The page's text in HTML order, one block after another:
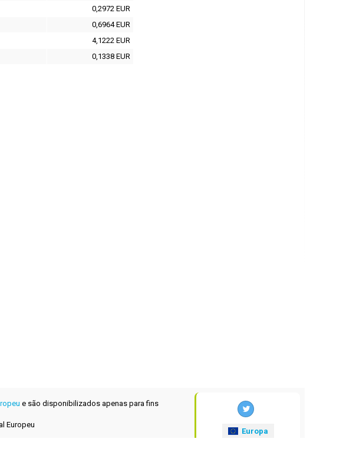
0,2972 EUR
0,6964 EUR
4,1222 EUR
0,1338 EUR
e são disponibilizados apenas para fins
Europeu
Europa